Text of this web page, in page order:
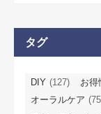
タグ
DIY (127) お得
オーラルケア